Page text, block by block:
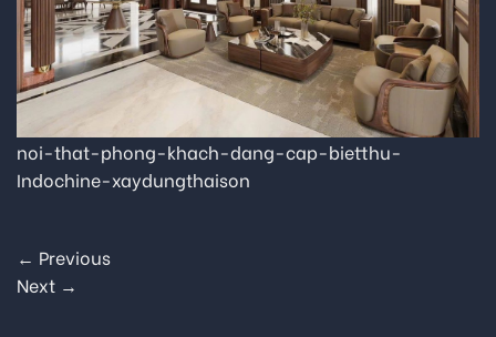
noi-that-phong-khach-dang-cap-bietthu-
Indochine-xaydungthaison
← Previous
Next →